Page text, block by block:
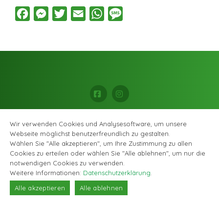
FacebookMessenger
Twitter Email WhatsApp
FacebookInstagram
Datenschutzerklärung|Webagentur GABRIEL DESIGN
Wir verwenden Cookies und Analysesoftware, um unsere
Webseite möglichst benutzerfreundlich zu gestalten.
Wählen Sie "Alle akzeptieren", um Ihre Zustimmung zu allen
Cookies zu erteilen oder wählen Sie "Alle ablehnen", um nur die
notwendigen Cookies zu verwenden.
Weitere Informationen: Datenschutzerklärung
Alle akzeptieren
Alle ablehnen